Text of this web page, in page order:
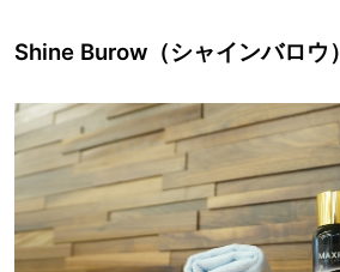
Shine Burow（シャインバロウ）